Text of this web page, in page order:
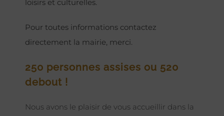
loisirs et culturelles.
Pour toutes informations contactez
directement la mairie, merci.
250 personnes assises ou 520
debout !
Nous avons le plaisir de vous accueillir dans la